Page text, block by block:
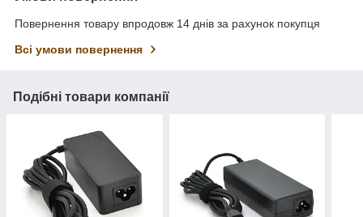
Повернення товару впродовж 14 днів за рахунок покупця
Всі умови повернення
Подібні товари компанії